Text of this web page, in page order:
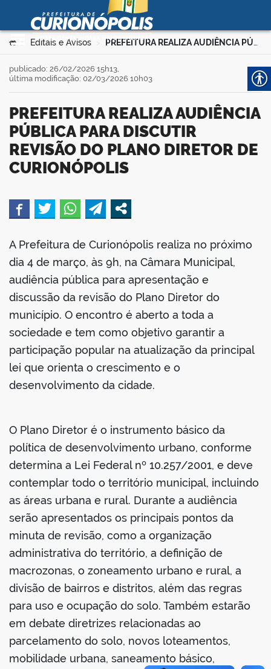
Ir para o conteúdo
Prefeitura Municipal de
Curionópolis
portal
Você está aqui:
Editais e Avisos > PREFEITURA REALIZA AUDIÊNCIA PÚBLICA PARA DISCUTIR REVISÃO DO PLANO DIRETOR DE CURIONÓPOLIS
PREFEITURA REALIZA AUDIÊNCIA
PÚBLICA PARA DISCUTIR
REVISÃO DO PLANO DIRETOR DE
CURIONÓPOLIS
publicado: 26/02/2026 15h13,
última modificação: 02/03/2026 10h03
A Prefeitura de Curionópolis realiza no próximo
dia 4 de março, às 9h, na Câmara Municipal,
audiência pública para apresentação e
discussão da revisão do Plano Diretor do
município. O encontro é aberto a toda a
sociedade e tem como objetivo garantir a
participação popular na atualização da principal
lei que orienta o crescimento e o
desenvolvimento da cidade.
O Plano Diretor é o instrumento básico da
política de desenvolvimento urbano, conforme
determina a Lei Federal nº 10.257/2001, e deve
contemplar todo o território municipal, incluindo
as áreas urbana e rural. Durante a audiência
serão apresentados os principais pontos da
minuta de revisão, como a organização
administrativa do território, a definição de
macrozonas, o zoneamento urbano e rural, a
divisão de bairros e distritos, além das regras
para uso e ocupação do solo. Também estarão
em debate diretrizes relacionadas ao
parcelamento do solo, novos loteamentos,
mobilidade urbana, saneamento básico,